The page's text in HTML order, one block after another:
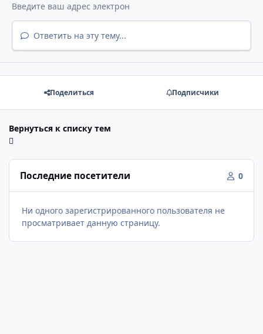
Ответить на эту тему...
Поделиться Подписчики
Вернуться к списку тем
Последние посетители 0
Ни одного зарегистрированного пользователя не
просматривает данную страницу.